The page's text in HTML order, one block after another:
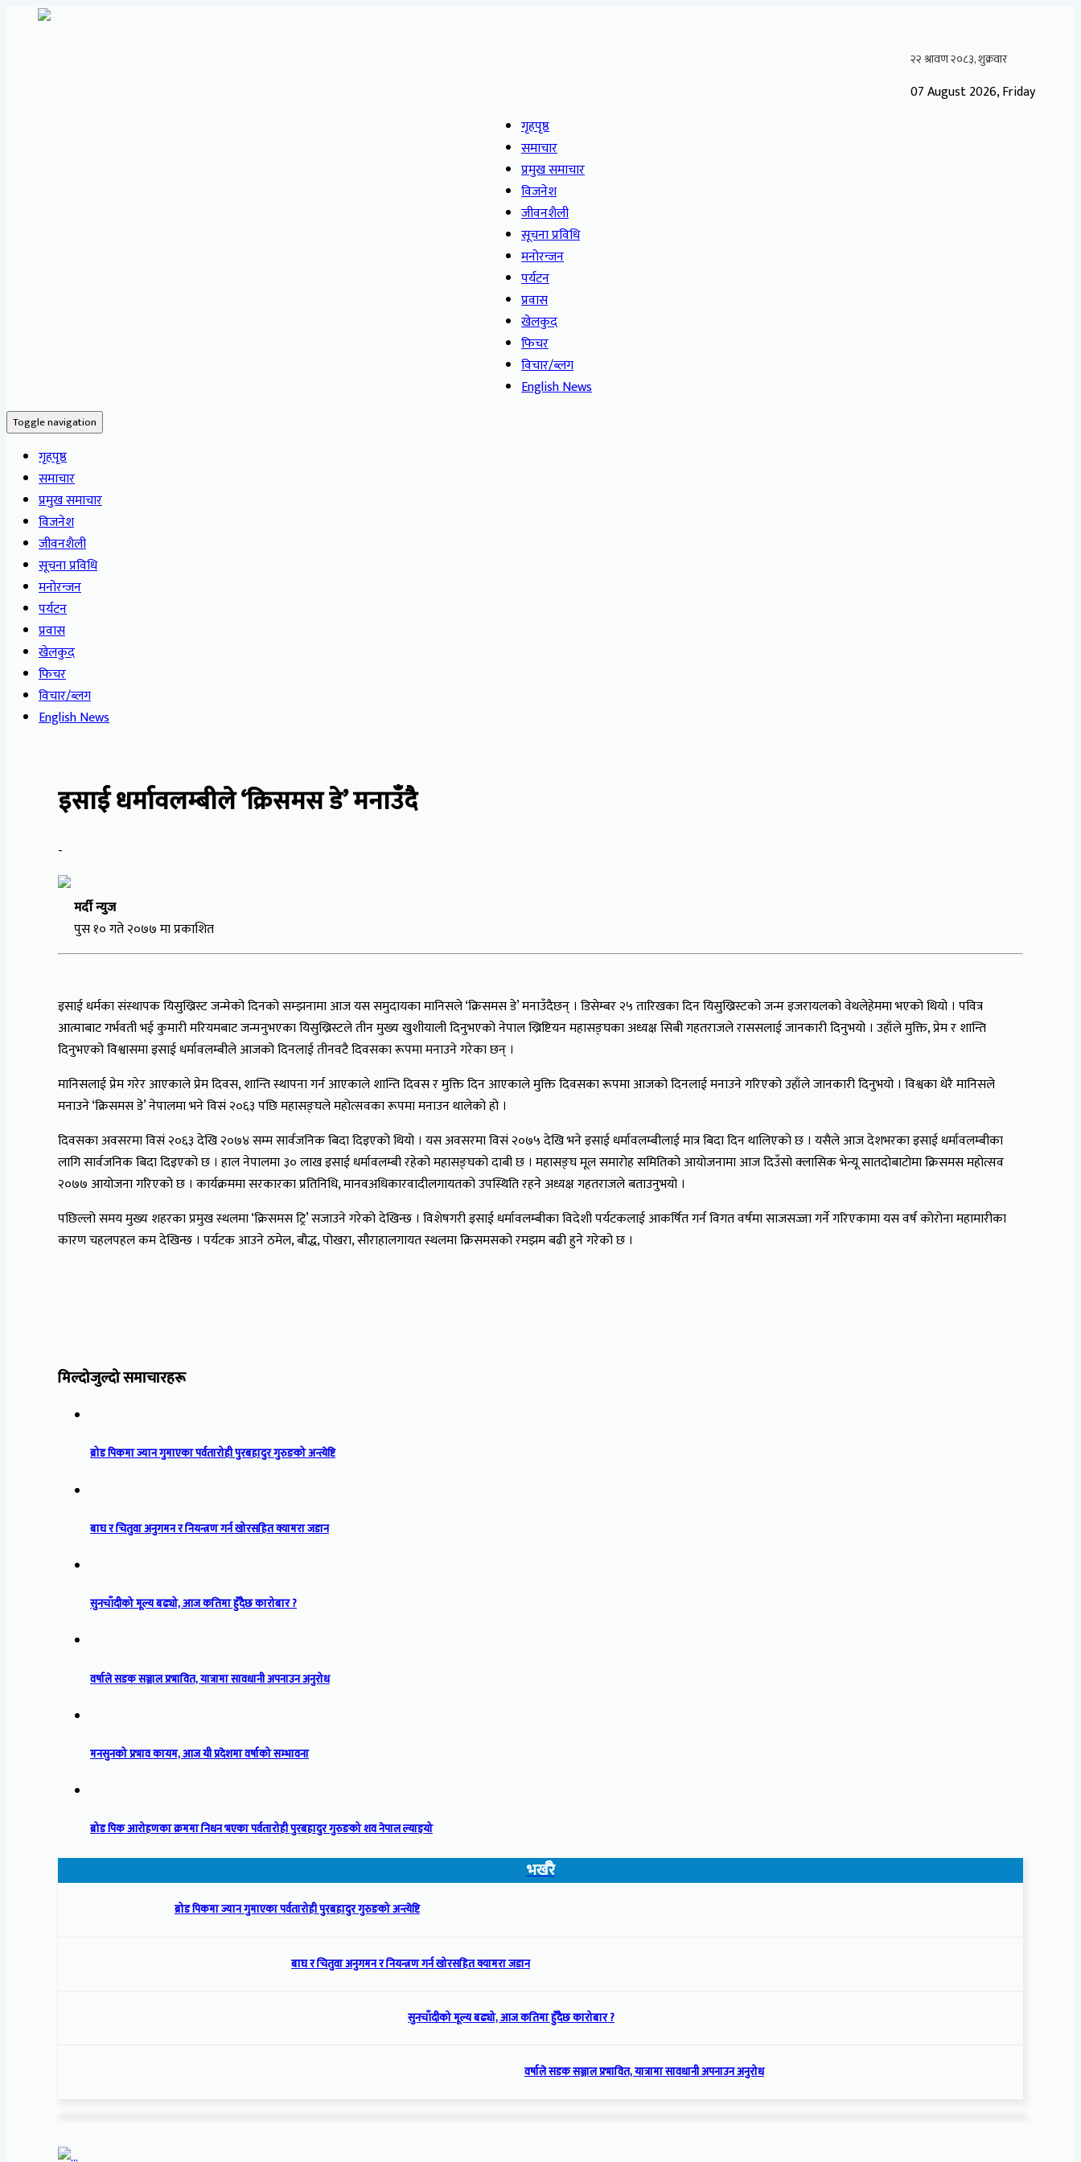
07 August 2026, Friday
गृहपृष्ठ
समाचार
प्रमुख समाचार
विजनेश
जीवनशैली
सूचना प्रविधि
मनोरन्जन
पर्यटन
प्रवास
खेलकुद
फिचर
विचार/ब्लग
English News
Toggle navigation
गृहपृष्ठ
समाचार
प्रमुख समाचार
विजनेश
जीवनशैली
सूचना प्रविधि
मनोरन्जन
पर्यटन
प्रवास
खेलकुद
फिचर
विचार/ब्लग
English News
इसाई धर्मावलम्बीले ‘क्रिसमस डे’ मनाउँदै
-
मर्दी न्युज
पुस १० गते २०७७ मा प्रकाशित
इसाई धर्मका संस्थापक यिसुख्रिस्ट जन्मेको दिनको सम्झनामा आज यस समुदायका मानिसले ‘क्रिसमस डे’ मनाउँदैछन् । डिसेम्बर २५ तारिखका दिन यिसुख्रिस्टको जन्म इजरायलको वेथलेहेममा भएको थियो । पवित्र
आत्माबाट गर्भवती भई कुमारी मरियमबाट जन्मनुभएका यिसुख्रिस्टले तीन मुख्य खुशीयाली दिनुभएको नेपाल ख्रिष्टियन महासङ्घका अध्यक्ष सिबी गहतराजले राससलाई जानकारी दिनुभयो । उहाँले मुक्ति, प्रेम र शान्ति
दिनुभएको विश्वासमा इसाई धर्मावलम्बीले आजको दिनलाई तीनवटै दिवसका रूपमा मनाउने गरेका छन् ।
मानिसलाई प्रेम गरेर आएकाले प्रेम दिवस, शान्ति स्थापना गर्न आएकाले शान्ति दिवस र मुक्ति दिन आएकाले मुक्ति दिवसका रूपमा आजको दिनलाई मनाउने गरिएको उहाँले जानकारी दिनुभयो । विश्वका धेरै मानिसले
मनाउने ‘क्रिसमस डे’ नेपालमा भने विसं २०६३ पछि महासङ्घले महोत्सवका रूपमा मनाउन थालेको हो ।
दिवसका अवसरमा विसं २०६३ देखि २०७४ सम्म सार्वजनिक बिदा दिइएको थियो । यस अवसरमा विसं २०७५ देखि भने इसाई धर्मावलम्बीलाई मात्र बिदा दिन थालिएको छ । यसैले आज देशभरका इसाई धर्मावलम्बीका
लागि सार्वजनिक बिदा दिइएको छ । हाल नेपालमा ३० लाख इसाई धर्मावलम्बी रहेको महासङ्घको दाबी छ । महासङ्घ मूल समारोह समितिको आयोजनामा आज दिउँसो क्लासिक भेन्यू सातदोबाटोमा क्रिसमस महोत्सव
२०७७ आयोजना गरिएको छ । कार्यक्रममा सरकारका प्रतिनिधि, मानवअधिकारवादीलगायतको उपस्थिति रहने अध्यक्ष गहतराजले बताउनुभयो ।
पछिल्लो समय मुख्य शहरका प्रमुख स्थलमा ‘क्रिसमस ट्रि’ सजाउने गरेको देखिन्छ । विशेषगरी इसाई धर्मावलम्बीका विदेशी पर्यटकलाई आकर्षित गर्न विगत वर्षमा साजसज्जा गर्ने गरिएकामा यस वर्ष कोरोना महामारीका
कारण चहलपहल कम देखिन्छ । पर्यटक आउने ठमेल, बौद्ध, पोखरा, सौराहालगायत स्थलमा क्रिसमसको रमझम बढी हुने गरेको छ ।
मिल्दोजुल्दो समाचारहरू
ब्रोड पिकमा ज्यान गुमाएका पर्वतारोही पुरबहादुर गुरुङको अन्त्येष्टि
बाघ र चितुवा अनुगमन र नियन्त्रण गर्न खोरसहित क्यामरा जडान
सुनचाँदीको मूल्य बढ्यो, आज कतिमा हुँदैछ कारोबार ?
वर्षाले सडक सञ्जाल प्रभावित, यात्रामा सावधानी अपनाउन अनुरोध
मनसुनको प्रभाव कायम, आज यी प्रदेशमा वर्षाको सम्भावना
ब्रोड पिक आरोहणका क्रममा निधन भएका पर्वतारोही पुरबहादुर गुरुङको शव नेपाल ल्याइयो
भर्खरै
ब्रोड पिकमा ज्यान गुमाएका पर्वतारोही पुरबहादुर गुरुङको अन्त्येष्टि
बाघ र चितुवा अनुगमन र नियन्त्रण गर्न खोरसहित क्यामरा जडान
सुनचाँदीको मूल्य बढ्यो, आज कतिमा हुँदैछ कारोबार ?
वर्षाले सडक सञ्जाल प्रभावित, यात्रामा सावधानी अपनाउन अनुरोध